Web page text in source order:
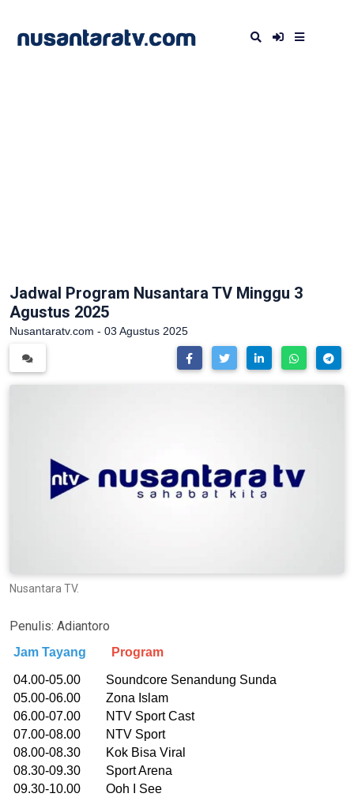
Jadwal Program Nusantara TV Minggu 3
Agustus 2025
Nusantaratv.com - 03 Agustus 2025
Nusantara TV.
Penulis: Adiantoro
Jam Tayang Program
04.00-05.00 Soundcore Senandung Sunda
05.00-06.00 Zona Islam
06.00-07.00 NTV Sport Cast
07.00-08.00 NTV Sport
08.00-08.30 Kok Bisa Viral
08.30-09.30 Sport Arena
09.30-10.00 Ooh I See